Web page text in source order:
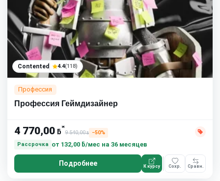
Contented 4.4(118)
Профессия
Профессия Геймдизайнер
4 770,00 ƃ*
9 540,00ƃ
−50%
Рассрочка
от 132,00 ƃ/мес на 36 месяцев
Подробнее К курсу Сохр. Сравн.